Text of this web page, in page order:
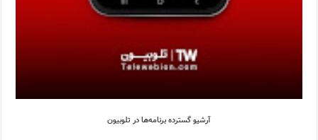
آرشیو گسترده برنامه‌ها در تلوبیون